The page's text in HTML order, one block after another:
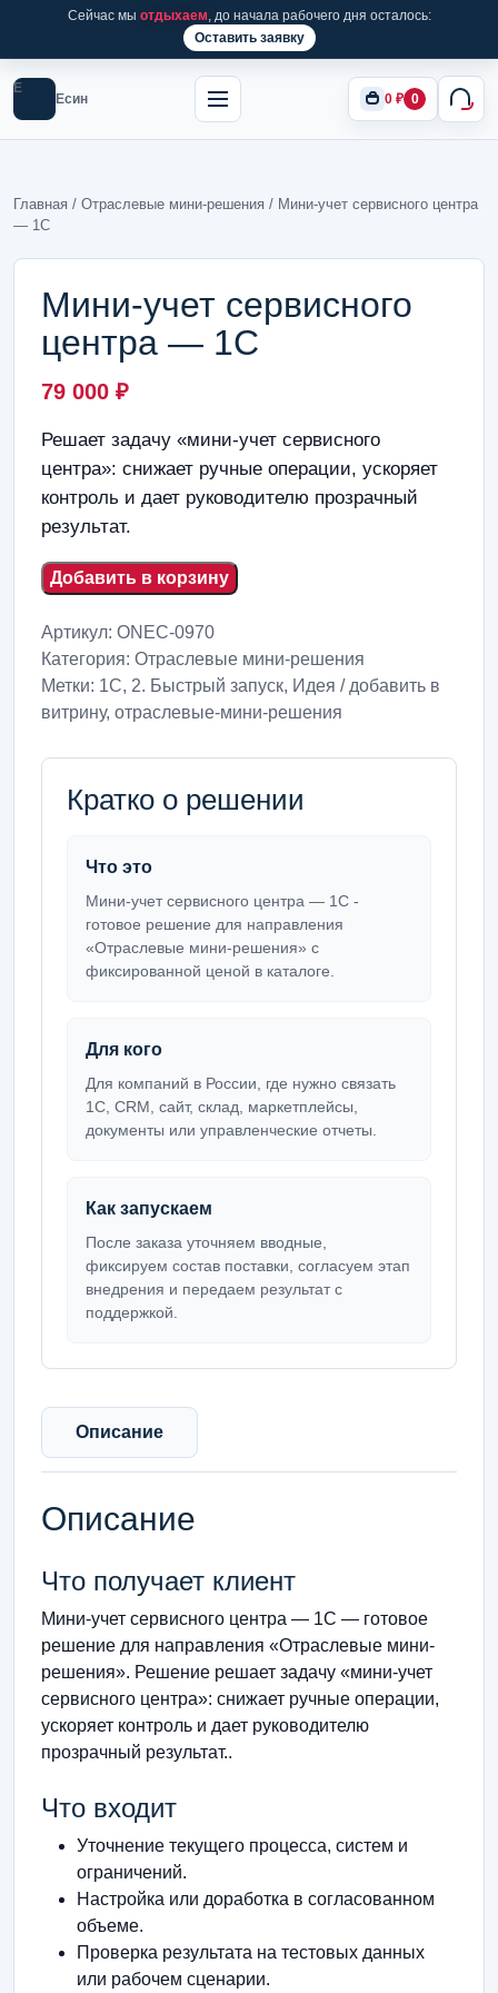
Сейчас мы отдыхаем, до начала рабочего дня осталось:
Оставить заявку
Е
Есин 0 ₽ 0
Главная / Отраслевые мини-решения / Мини-учет сервисного центра
— 1С
Мини-учет сервисного
центра — 1С
79 000 ₽
Решает задачу «мини-учет сервисного
центра»: снижает ручные операции, ускоряет
контроль и дает руководителю прозрачный
результат.
Добавить в корзину
Артикул: ONEC-0970
Категория: Отраслевые мини-решения
Метки: 1С, 2. Быстрый запуск, Идея / добавить в
витрину, отраслевые-мини-решения
Кратко о решении
Что это
Мини-учет сервисного центра — 1С -
готовое решение для направления
«Отраслевые мини-решения» с
фиксированной ценой в каталоге.
Для кого
Для компаний в России, где нужно связать
1С, CRM, сайт, склад, маркетплейсы,
документы или управленческие отчеты.
Как запускаем
После заказа уточняем вводные,
фиксируем состав поставки, согласуем этап
внедрения и передаем результат с
поддержкой.
Описание
Описание
Что получает клиент
Мини-учет сервисного центра — 1С — готовое
решение для направления «Отраслевые мини-
решения». Решение решает задачу «мини-учет
сервисного центра»: снижает ручные операции,
ускоряет контроль и дает руководителю
прозрачный результат..
Что входит
Уточнение текущего процесса, систем и
ограничений.
Настройка или доработка в согласованном
объеме.
Проверка результата на тестовых данных
или рабочем сценарии.